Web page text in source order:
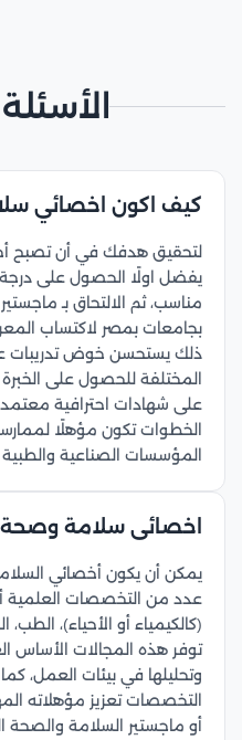
كيف اكون اخصائي
لتحقيق هدفك في أن تصبح
يفضل اولًا الحصول على
مناسب، ثم الالتحاق بـ
بجامعات بمصر لاكتساب
ذلك يستحسن خوض تدريبات
المختلفة للحصول على
على شهادات احترافية
الخطوات تكون مؤهلًا
المؤسسات الصناعية والطبية
اخصائى سلامة وصحة
يمكن أن يكون أخصائي
عدد من التخصصات العلمية أو
(كالكيمياء أو الأحياء)، الطب،
توفر هذه المجالات الأساس
وتحليلها في بيئات العمل،
التخصصات تعزيز مؤهلاته
أو ماجستير السلامة والصحة